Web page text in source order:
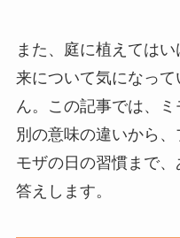
また、庭に植えては
来について気になっ
ん。この記事では、
別の意味の違いから
モザの日の習慣まで
答えします。